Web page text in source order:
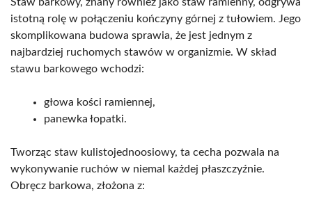
istotną rolę w połączeniu kończyny górnej z tułowiem. Jego
skomplikowana budowa sprawia, że jest jednym z
najbardziej ruchomych stawów w organizmie. W skład
stawu barkowego wchodzi:
głowa kości ramiennej,
panewka łopatki.
Tworząc staw kulistojednoosiowy, ta cecha pozwala na
wykonywanie ruchów w niemal każdej płaszczyźnie.
Obręcz barkowa, złożona z: